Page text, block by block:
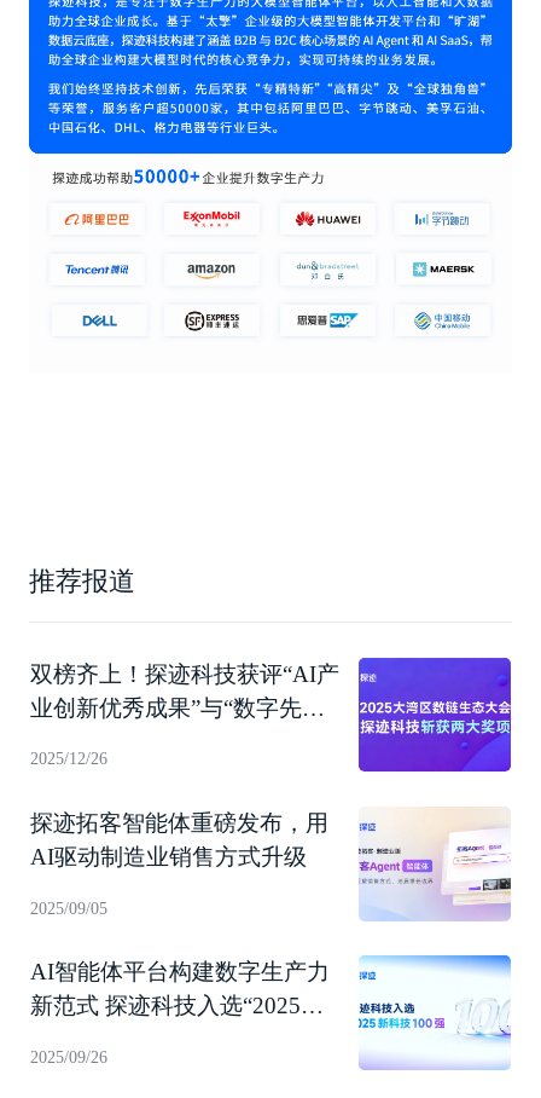
推荐报道
双榜齐上！探迹科技获评“AI产
业创新优秀成果”与“数字先锋
2025/12/26
探迹拓客智能体重磅发布，用
AI驱动制造业销售方式升级
2025/09/05
AI智能体平台构建数字生产力
新范式 探迹科技入选“2025新
2025/09/26